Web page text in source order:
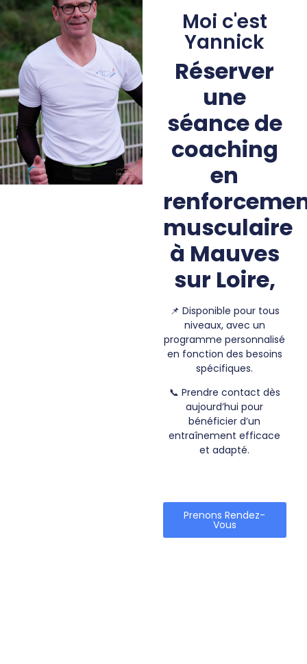
Moi c'est
Yannick
Réserver
une
séance de
coaching
en
musculaire
à Mauves
sur Loire,
📌 Disponible pour tous
niveaux, avec un
programme personnalisé
en fonction des besoins
spécifiques.
📞 Prendre contact dès
aujourd’hui pour
bénéficier d’un
entraînement efficace
et adapté.
Prenons Rendez-
Vous